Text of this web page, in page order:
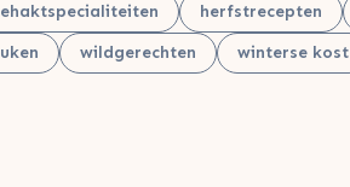
herfstrecepten
wildgerechten winterse kost